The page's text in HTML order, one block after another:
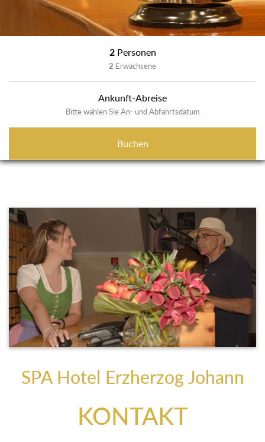
2 Personen
2 Erwachsene
Ankunft-Abreise
Bitte wählen Sie An- und Abfahrtsdatum
Buchen
SPA Hotel Erzherzog Johann
KONTAKT